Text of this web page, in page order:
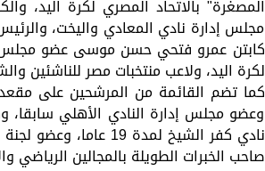
مجلس إدارة نادي المعادي واليخت،
كابتن عمرو فتحي حسن موسى عضو مجلس
لكرة اليد، ولاعب منتخبات مصر للناشئين
كما تضم القائمة من المرشحين على
وعضو مجلس إدارة النادي الأهلي سابقا،
نادي كفر الشيخ لمدة
صاحب الخبرات الطويلة بالمجالين الرياضي